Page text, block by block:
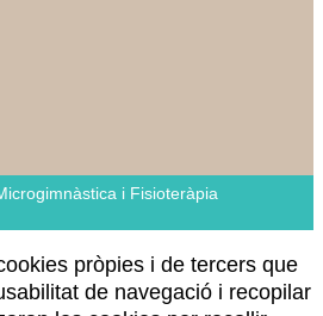
i Fisioteràpia
pròpies i de tercers que
de navegació i recopilar